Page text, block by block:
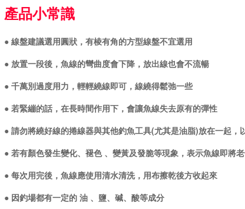
產品小常識
● 線盤建議選用圓狀，有棱有角的方型線盤不宜選用
● 放置一段後，魚線的彎曲度會下降，放出線也會不流暢
● 千萬別過度用力，輕輕繞線即可，線繞得鬆弛一些
● 若緊繃的話，在長時間作用下，會讓魚線失去原有的彈性
● 請勿將繞好線的捲線器與其他釣魚工具(尤其是油脂)放在一起，
● 若有顏色發生變化、褪色 、變黃及發脆等現象，表示魚線即將
● 每次用完後，魚線應使用清水清洗，用布擦乾後方收起來
● 因釣場都有一定的 油 、鹽、碱、酸等成分